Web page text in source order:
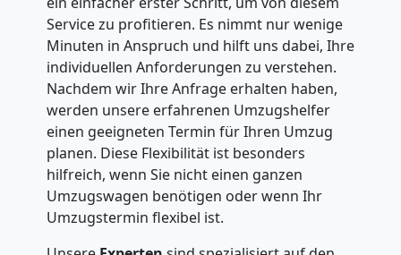
Service zu profitieren. Es nimmt nur wenige
Minuten in Anspruch und hilft uns dabei, Ihre
individuellen Anforderungen zu verstehen.
Nachdem wir Ihre Anfrage erhalten haben,
werden unsere erfahrenen Umzugshelfer
einen geeigneten Termin für Ihren Umzug
planen. Diese Flexibilität ist besonders
hilfreich, wenn Sie nicht einen ganzen
Umzugswagen benötigen oder wenn Ihr
Umzugstermin flexibel ist.